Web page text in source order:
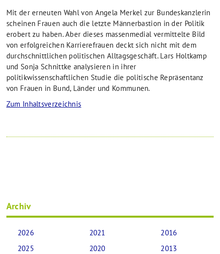
Mit der erneuten Wahl von Angela Merkel zur Bundeskanzlerin
scheinen Frauen auch die letzte Männerbastion in der Politik
erobert zu haben. Aber dieses massenmedial vermittelte Bild
von erfolgreichen Karrierefrauen deckt sich nicht mit dem
durchschnittlichen politischen Alltagsgeschäft. Lars Holtkamp
und Sonja Schnittke analysieren in ihrer
politikwissenschaftlichen Studie die politische Repräsentanz
von Frauen in Bund, Länder und Kommunen.
Zum Inhaltsverzeichnis
Archiv
2026
2025
2021
2020
2016
2013